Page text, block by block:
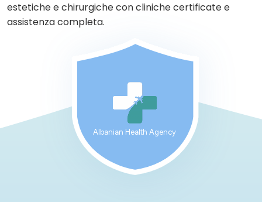
estetiche e chirurgiche con cliniche certificate e
assistenza completa.
Albanian Health Agency